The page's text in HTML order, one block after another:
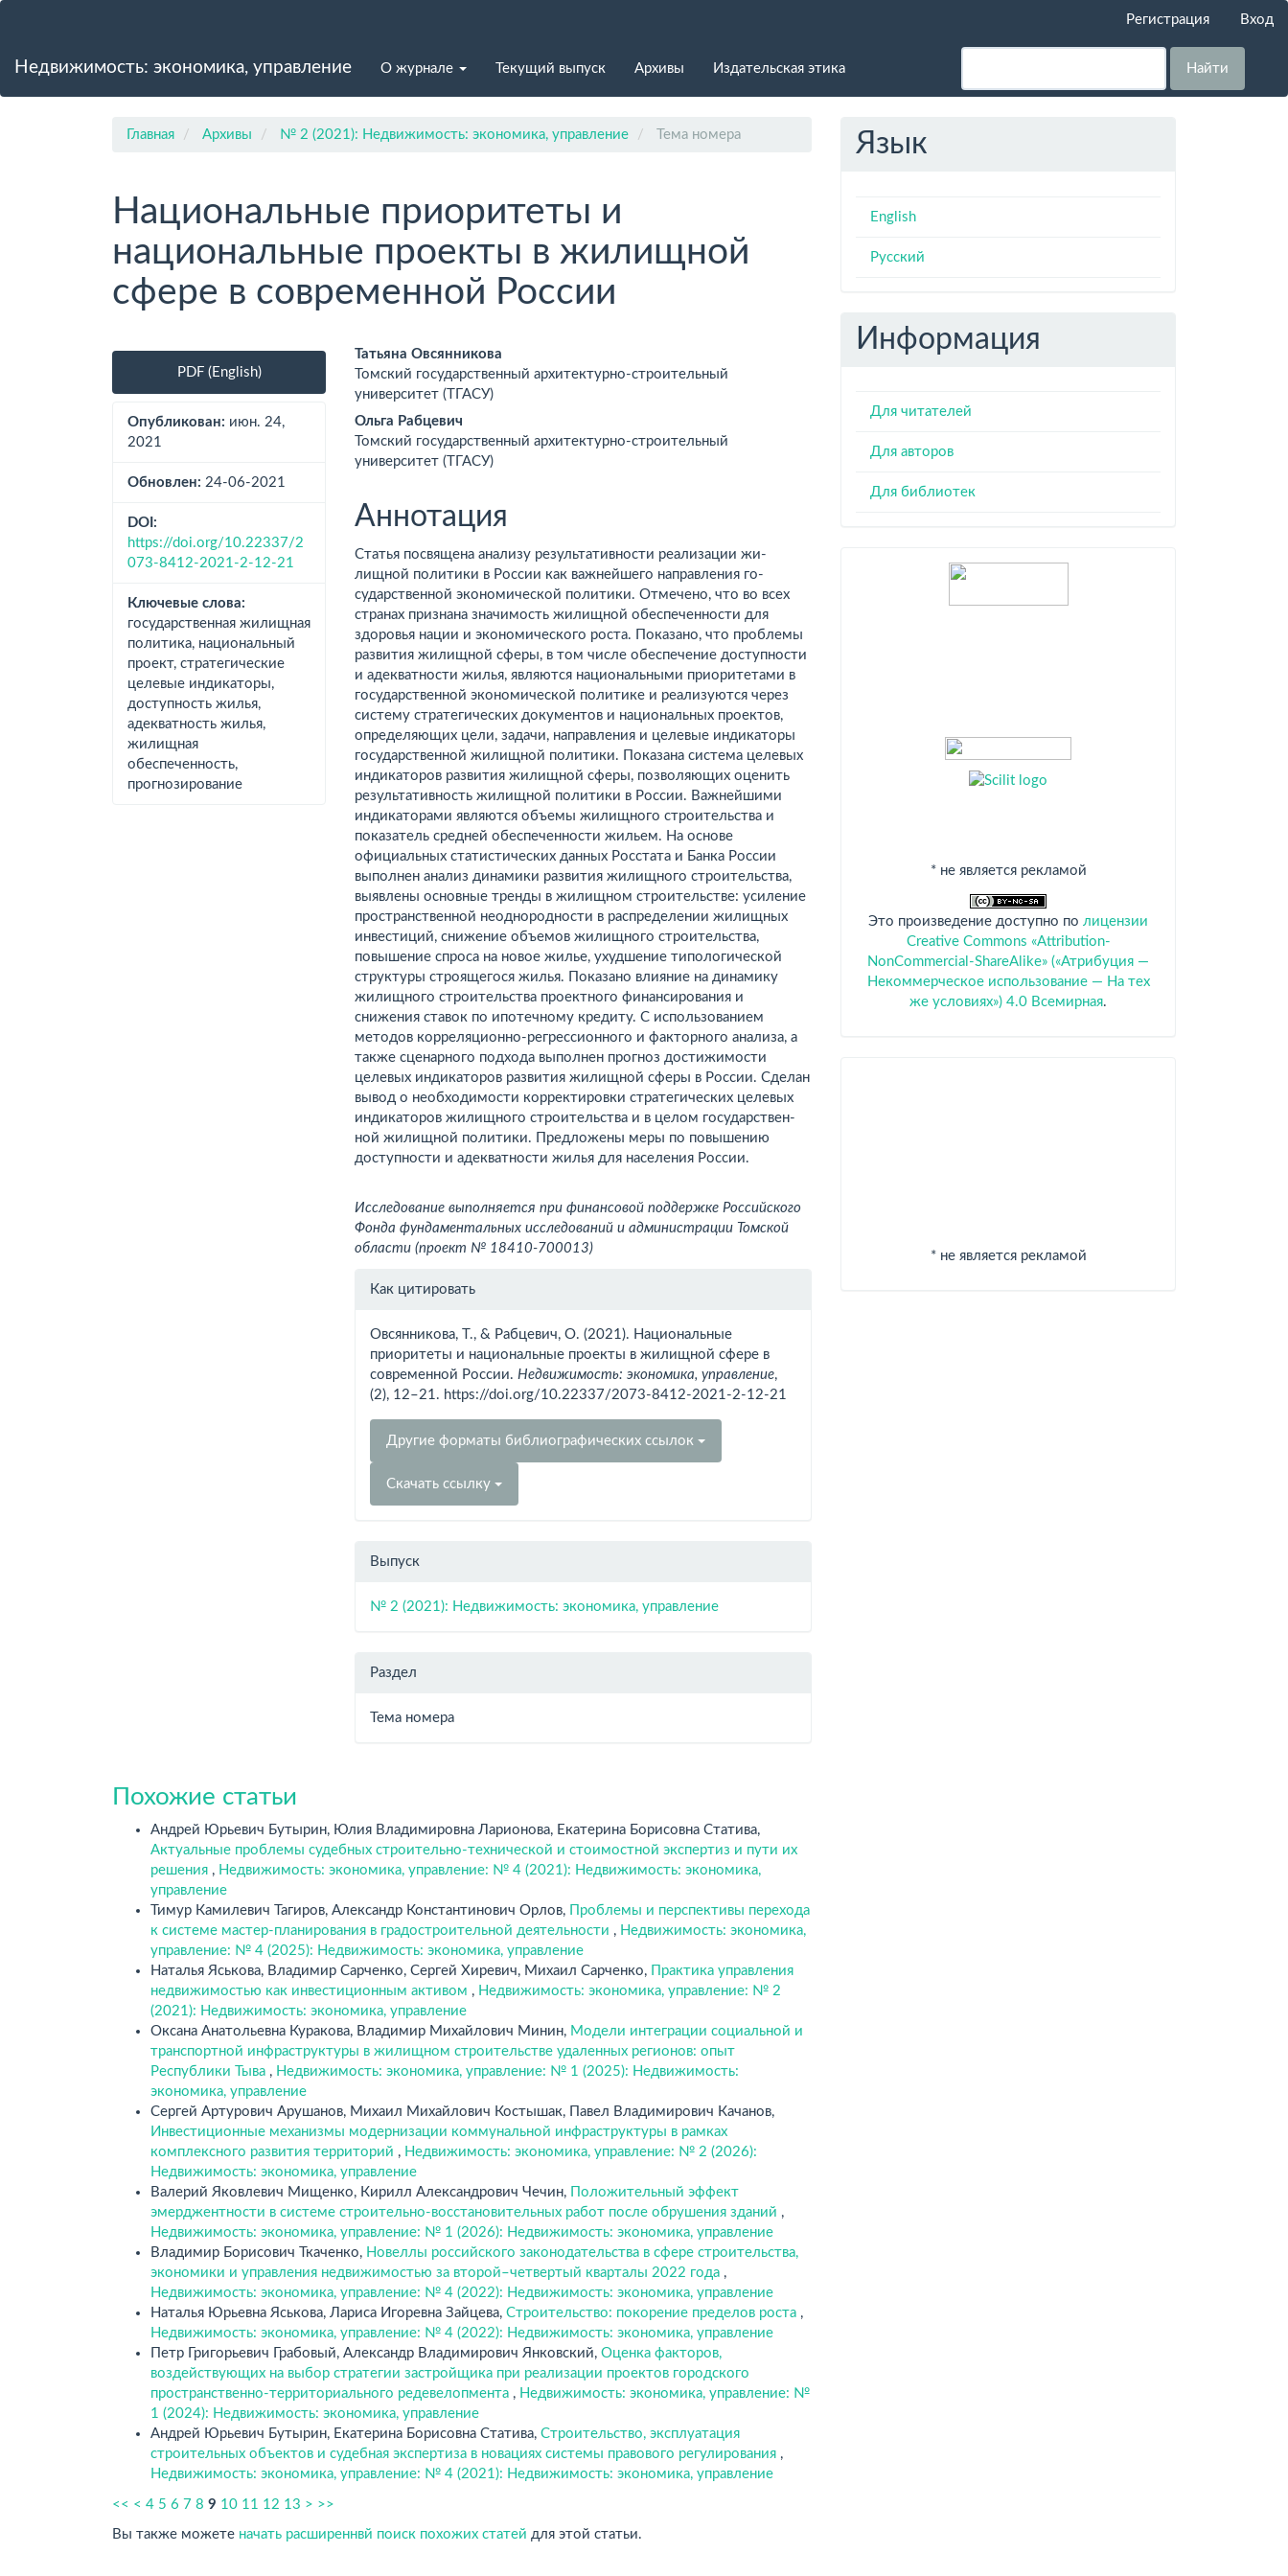
Основное
Регистрация Вход
Недвижимость: экономика, управление О журнале Текущий выпуск Архивы Издательская этика Найти
Главная Архивы № 2 (2021): Недвижимость: экономика, управление Тема номера
Национальные приоритеты и
национальные проекты в жилищной
сфере в современной России
Боковая
панель
статьи
PDF (English)
Опубликован: июн. 24,
2021
Обновлен: 24-06-2021
DOI:
https://doi.org/10.22337/2
073-8412-2021-2-12-21
Ключевые слова:
государственная жилищная
политика, национальный
проект, стратегические
целевые индикаторы,
доступность жилья,
адекватность жилья,
жилищная
обеспеченность,
прогнозирование
Основное
содержимое
статьи
Татьяна Овсянникова
Томский государственный архитектурно-строительный
университет (ТГАСУ)
Ольга Рабцевич
Томский государственный архитектурно-строительный
университет (ТГАСУ)
Аннотация
Статья посвящена анализу результативности реализации жи­
лищной политики в России как важнейшего направления го­
сударственной экономической политики. Отмечено, что во всех
странах признана значимость жилищной обеспеченно­сти для
здоровья нации и экономического роста. Показано, что проблемы
развития жилищной сферы, в том числе обес­печение доступности
и адекватности жилья, являются наци­ональными приоритетами в
государственной экономической политике и реализуются через
систему стратегических доку­ментов и национальных проектов,
определяющих цели, за­дачи, направления и целевые индикаторы
государственной жилищной политики. Показана система целевых
индикато­ров развития жилищной сферы, позволяющих оценить
ре­зультативность жилищной политики в России. Важнейшими
индикаторами являются объемы жилищного строительства и
показатель средней обеспеченности жильем. На осно­ве
официальных статистических данных Росстата и Бан­ка России
выполнен анализ динамики развития жилищно­го строительства,
выявлены основные тренды в жилищном строительстве: усиление
пространственной неоднородно­сти в распределении жилищных
инвестиций, снижение объ­емов жилищного строительства,
повышение спроса на новое жилье, ухудшение типологической
структуры строящего­ся жилья. Показано влияние на динамику
жилищного стро­ительства проектного финансирования и
снижения ставок по ипотечному кредиту. С использованием
методов корреляци­онно-регрессионного и факторного анализа, а
также сценар­ного подхода выполнен прогноз достижимости
целевых инди­каторов развития жилищной сферы в России. Сделан
вывод о необходимости корректировки стратегических целевых
ин­дикаторов жилищного строительства и в целом государствен­
ной жилищной политики. Предложены меры по повышению
доступности и адекватности жилья для населения России.
Исследование выполняется при финансо­вой поддержке Российского
Фонда фундаментальных иссле­дований и администрации Томской
области (проект № 18­410-700013)
Информация
Как цитировать
Овсянникова, Т., & Рабцевич, О. (2021). Национальные
приоритеты и национальные проекты в жилищной сфере в
современной России. Недвижимость: экономика, управление,
(2), 12–21. https://doi.org/10.22337/2073-8412-2021-2-12-21
Другие форматы библиографических ссылок
Скачать ссылку
Выпуск
№ 2 (2021): Недвижимость: экономика, управление
Раздел
Тема номера
Похожие статьи
Андрей Юрьевич Бутырин, Юлия Владимировна Ларионова, Екатерина Борисовна Статива,
Актуальные проблемы судебных строительно-технической и стоимостной экспертиз и пути их
решения , Недвижимость: экономика, управление: № 4 (2021): Недвижимость: экономика,
управление
Тимур Камилевич Тагиров, Александр Константинович Орлов,
Проблемы и перспективы перехода
к системе мастер-планирования в градостроительной деятельности , Недвижимость: экономика,
управление: № 4 (2025): Недвижимость: экономика, управление
Наталья Яськова, Владимир Сарченко, Сергей Хиревич, Михаил Сарченко,
Практика управления
недвижимостью как инвестиционным активом , Недвижимость: экономика, управление: № 2
(2021): Недвижимость: экономика, управление
Оксана Анатольевна Куракова, Владимир Михайлович Минин, Модели интеграции социальной и
транспортной инфраструктуры в жилищном строительстве удаленных регионов: опыт
Республики Тыва , Недвижимость: экономика, управление: № 1 (2025): Недвижимость:
экономика, управление
Сергей Артурович Арушанов, Михаил Михайлович Костышак, Павел Владимирович Качанов,
Инвестиционные механизмы модернизации коммунальной инфраструктуры в рамках
комплексного развития территорий , Недвижимость: экономика, управление: № 2 (2026):
Недвижимость: экономика, управление
Валерий Яковлевич Мищенко, Кирилл Александрович Чечин,
Положительный эффект
эмерджентности в системе строительно-восстановительных работ после обрушения зданий ,
Недвижимость: экономика, управление: № 1 (2026): Недвижимость: экономика, управление
Владимир Борисович Ткаченко, Новеллы российского законодательства в сфере строительства,
экономики и управления недвижимостью за второй–четвертый кварталы 2022 года ,
Недвижимость: экономика, управление: № 4 (2022): Недвижимость: экономика, управление
Наталья Юрьевна Яськова, Лариса Игоревна Зайцева, Строительство: покорение пределов роста ,
Недвижимость: экономика, управление: № 4 (2022): Недвижимость: экономика, управление
Петр Григорьевич Грабовый, Александр Владимирович Янковский, Оценка факторов,
воздействующих на выбор стратегии застройщика при реализации проектов городского
пространственно-территориального редевелопмента , Недвижимость: экономика, управление: №
1 (2024): Недвижимость: экономика, управление
Андрей Юрьевич Бутырин, Екатерина Борисовна Статива, Строительство, эксплуатация
строительных объектов и судебная экспертиза в новациях системы правового регулирования ,
Недвижимость: экономика, управление: № 4 (2021): Недвижимость: экономика, управление
<< < 4 5 6 7 8 9 10 11 12 13 > >>
Вы также можете начать расширеннвй поиск похожих статей для этой статьи.
Язык
English
Русский
Информация
Для читателей
Для авторов
Для библиотек
Индексация
* не является рекламой
Это произведение доступно по лицензии
Creative Commons «Attribution-
NonCommercial-ShareAlike» («Атрибуция —
Некоммерческое использование — На тех
же условиях») 4.0 Всемирная.
* не является рекламой